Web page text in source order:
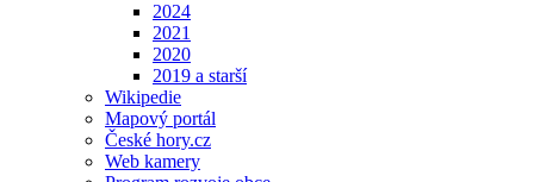
2024
2021
2020
2019 a starší
Wikipedie
Mapový portál
České hory.cz
Web kamery